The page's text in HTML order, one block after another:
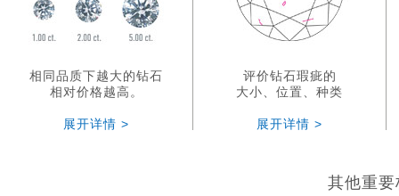
相同品质下越大的钻石
相对价格越高。
展开详情 >
评价钻石瑕疵的
大小、位置、种类
展开详情 >
其他重